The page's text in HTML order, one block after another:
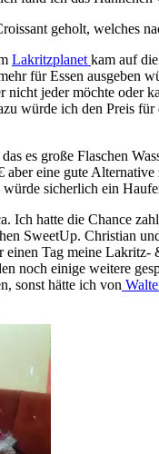
geholt, welches
Lakritzplanet kam auf
für Essen ausgeben
jeder möchte oder
würde ich den Preis
es große Flaschen
eine gute
sicherlich ein
Ich hatte die Chance
SweetUp. Christian
Tag meine
noch einige weitere
sonst hätte ich von